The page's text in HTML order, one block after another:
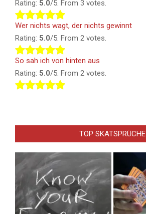
Rating: 5.0/5. From 3 votes.
Wer nichts wagt, der nichts gewinnt
Rating: 5.0/5. From 2 votes.
So sah ich von hinten aus
Rating: 5.0/5. From 2 votes.
TOP SKATSPRÜCHE